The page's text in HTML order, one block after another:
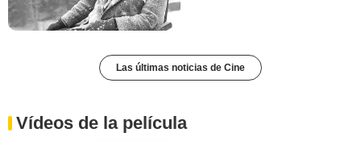
Las últimas noticias de Cine
Vídeos de la película